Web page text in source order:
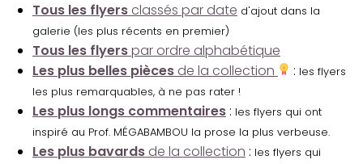
Tous les flyers classés par date d'ajout dans la
galerie (les plus récents en premier)
Tous les flyerspar ordre alphabétique
Les plus belles pièces de la collection : les flyers
les plus remarquables, à ne pas rater !
Les plus longs commentaires : les flyers qui ont
inspiré au Prof. MÉGABAMBOU la prose la plus verbeuse.
Les plus bavards de la collection : les flyers qui